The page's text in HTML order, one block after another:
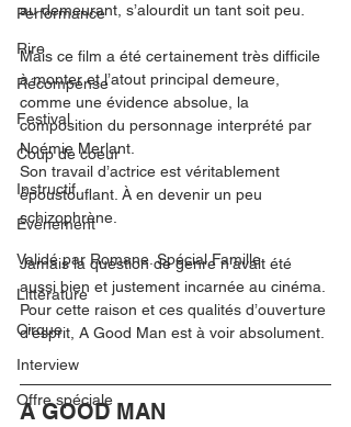
Performance
Rire
Récompense
Festival
Coup de coeur
Instructif
Événement
Validé par Romane. Spécial Famille
Littérature
Cirque
Interview
Offre spéciale
au demeurant, s’alourdit un tant soit peu.
Mais ce film a été certainement très difficile
à monter et l’atout principal demeure,
comme une évidence absolue, la
composition du personnage interprété par
Noémie Merlant.
Son travail d’actrice est véritablement
époustouflant. À en devenir un peu
schizophrène.
Jamais la question de genre n’avait été
aussi bien et justement incarnée au cinéma.
Pour cette raison et ces qualités d’ouverture
d’esprit, A Good Man est à voir absolument.
A GOOD MAN